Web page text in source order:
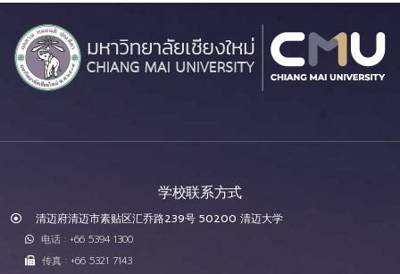
学校联系方式
清迈府清迈市素贴区汇乔路239号 50200 清迈大学
电话 : +66 5394 1300
传真 : +66 5321 7143